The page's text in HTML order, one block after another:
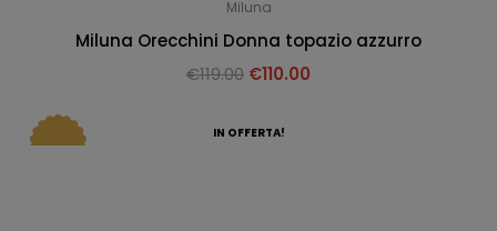
Miluna
Miluna Orecchini Donna topazio azzurro
€119.00 €110.00
IN OFFERTA!